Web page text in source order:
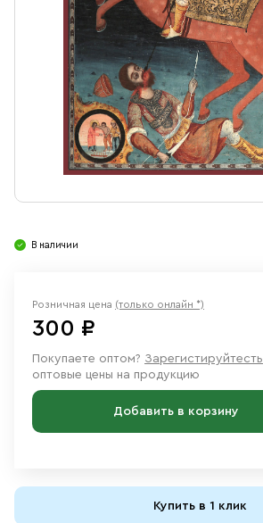
Ювелирные изделия
В наличии
Розничная цена (только онлайн *)
300 ₽
Покупаете оптом? Зарегистируйтесть
оптовые цены на продукцию
Добавить в корзину
Купить в 1 клик